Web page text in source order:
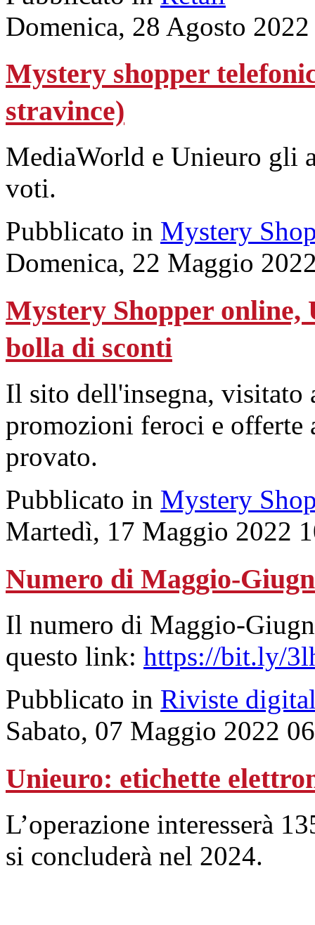
Domenica, 28 Agosto
Mystery shopper
stravince)
MediaWorld e Unieuro gli
voti.
Pubblicato in Mystery
Domenica, 22 Maggio
Mystery Shopper
bolla di sconti
Il sito dell'insegna,
promozioni feroci e offerte
provato.
Pubblicato in Mystery
Martedì, 17 Maggio 2022
Numero di Maggio-
Il numero di Maggio-
questo link: https://bit.ly/
Pubblicato in Riviste
Sabato, 07 Maggio 2022
Unieuro: etichette
L’operazione interesserà
si concluderà nel 2024.